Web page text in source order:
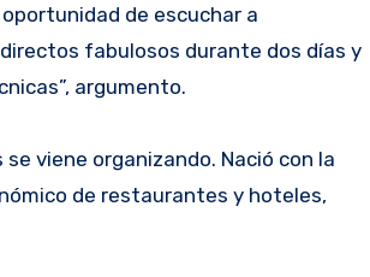
de escuchar a
fabulosos durante dos días y
argumento.
viene organizando. Nació con la
de restaurantes y hoteles,